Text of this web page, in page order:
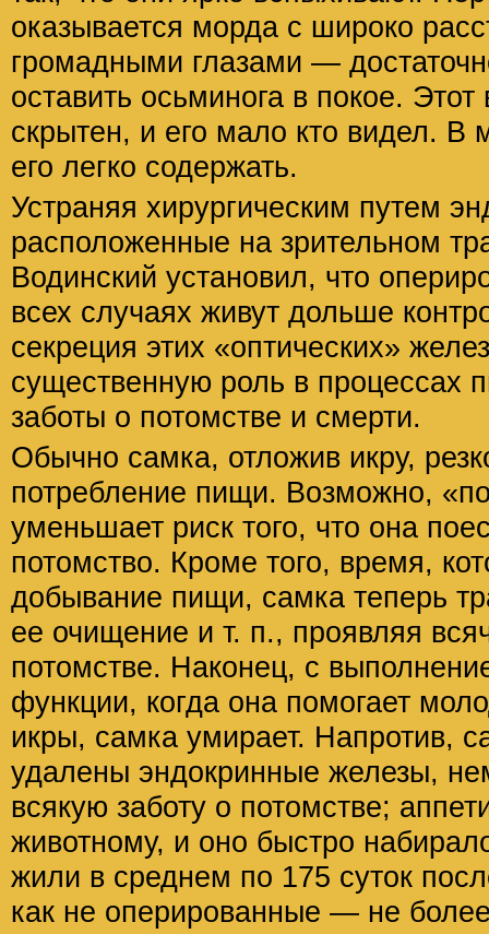
оказывается морда с широко
громадными глазами —
оставить осьминога в покое.
скрытен, и его мало кто видел. В
его легко содержать.
Устраняя хирургическим путем
расположенные на зрительном
Водинский установил, что
всех случаях живут дольше
секреция этих «оптических»
существенную роль в процессах
заботы о потомстве и смерти.
Обычно самка, отложив икру,
потребление пищи. Возможно,
уменьшает риск того, что она
потомство. Кроме того, время,
добывание пищи, самка теперь
ее очищение и т. п., проявляя
потомстве. Наконец, с
функции, когда она помогает
икры, самка умирает. Напротив,
удалены эндокринные железы,
всякую заботу о потомстве;
животному, и оно быстро
жили в среднем по 175 суток
как не оперированные — не